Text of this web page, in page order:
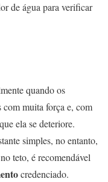
de água para verificar
quando os
com muita força e, com
ela se deteriore.
simples, no entanto,
teto, é recomendável
credenciado.